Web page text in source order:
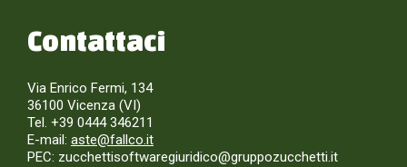
Contattaci
Via Enrico Fermi, 134
36100 Vicenza (VI)
Tel. +39 0444 346211
E-mail: aste@fallco.it
PEC: zucchettisoftwaregiuridico@gruppozucchetti.it